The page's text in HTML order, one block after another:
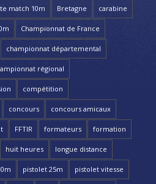
match 10m Bretagne carabine
Championnat de France
championnat départemental
régional
compétition
concours concours amicaux
FFTIR formateurs formation
huit heures longue distance
pistolet 25m pistolet vitesse